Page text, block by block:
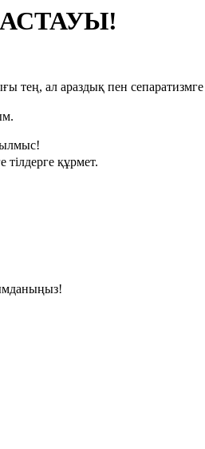
тең, ал араздық пен
тілдерге құрмет.